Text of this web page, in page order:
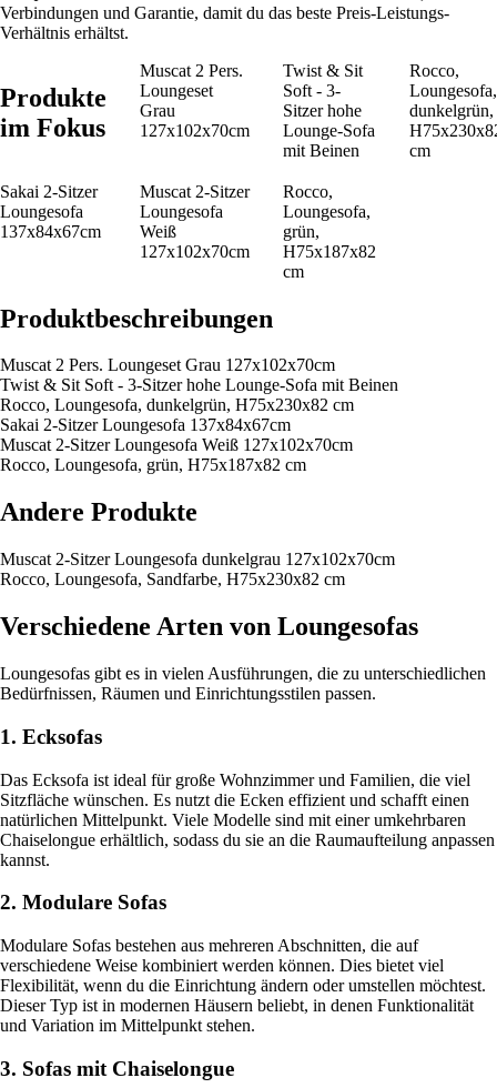
Verbindungen und Garantie, damit du das beste Preis-Leistungs-
Verhältnis erhältst.
Produkte
im Fokus
Muscat 2 Pers.
Loungeset
Grau
127x102x70cm
Twist & Sit
Soft - 3-
Sitzer hohe
Lounge-Sofa
mit Beinen
Rocco,
Loungesofa,
dunkelgrün,
cm
Sakai 2-Sitzer
Loungesofa
137x84x67cm
Muscat 2-Sitzer
Loungesofa
Weiß
127x102x70cm
Rocco,
Loungesofa,
grün,
H75x187x82
cm
Produktbeschreibungen
Muscat 2 Pers. Loungeset Grau 127x102x70cm
Twist & Sit Soft - 3-Sitzer hohe Lounge-Sofa mit Beinen
Rocco, Loungesofa, dunkelgrün, H75x230x82 cm
Sakai 2-Sitzer Loungesofa 137x84x67cm
Muscat 2-Sitzer Loungesofa Weiß 127x102x70cm
Rocco, Loungesofa, grün, H75x187x82 cm
Andere Produkte
Muscat 2-Sitzer Loungesofa dunkelgrau 127x102x70cm
Rocco, Loungesofa, Sandfarbe, H75x230x82 cm
Verschiedene Arten von Loungesofas
Loungesofas gibt es in vielen Ausführungen, die zu unterschiedlichen
Bedürfnissen, Räumen und Einrichtungsstilen passen.
1. Ecksofas
Das Ecksofa ist ideal für große Wohnzimmer und Familien, die viel
Sitzfläche wünschen. Es nutzt die Ecken effizient und schafft einen
natürlichen Mittelpunkt. Viele Modelle sind mit einer umkehrbaren
Chaiselongue erhältlich, sodass du sie an die Raumaufteilung anpassen
kannst.
2. Modulare Sofas
Modulare Sofas bestehen aus mehreren Abschnitten, die auf
verschiedene Weise kombiniert werden können. Dies bietet viel
Flexibilität, wenn du die Einrichtung ändern oder umstellen möchtest.
Dieser Typ ist in modernen Häusern beliebt, in denen Funktionalität
und Variation im Mittelpunkt stehen.
3. Sofas mit Chaiselongue